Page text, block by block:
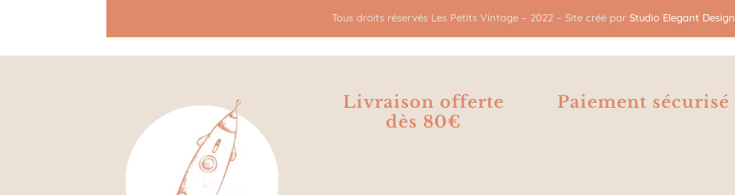
Tous droits réservés Les Petits Vintage – 2022 – Site créé par Studio Elegant Design
Livraison offerte
dès 80€
Paiement sécurisé